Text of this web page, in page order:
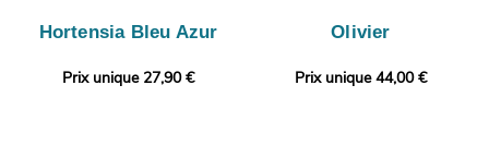
Hortensia Bleu Azur
Prix unique 27,90 €
Olivier
Prix unique 44,00 €